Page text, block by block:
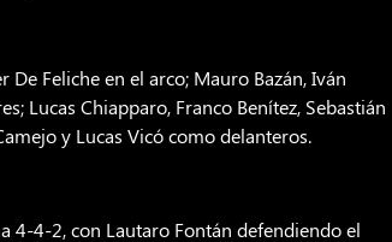
Feliche en el arco; Mauro Bazán, Iván
Lucas Chiapparo, Franco Benítez, Sebastián
y Lucas Vicó como delanteros.
4-4-2, con Lautaro Fontán defendiendo el